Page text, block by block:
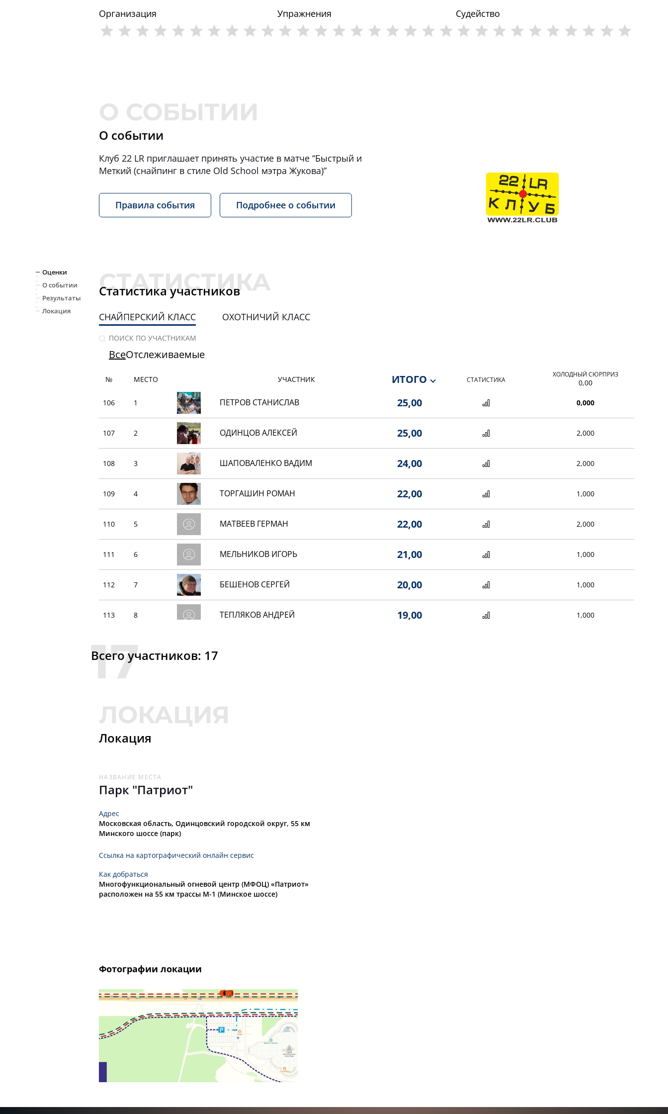
Оценки
О событии
Результаты
Локация
Организация Упражнения Судейство
О событии
Клуб 22 LR приглашает принять участие в матче “Быстрый и
Меткий (снайпинг в стиле Old School мэтра Жукова)”
Правила события Подробнее о событии
Статистика участников
СНАЙПЕРСКИЙ КЛАСС ОХОТНИЧИЙ КЛАСС
ВсеОтслеживаемые
№ МЕСТО УЧАСТНИК ИТОГО СТАТИСТИКА
ХОЛОДНЫЙ СЮРПРИЗ
0,00
106 1 ПЕТРОВ СТАНИСЛАВ 25,00 0,000
107 2 ОДИНЦОВ АЛЕКСЕЙ 25,00 2,000
108 3 ШАПОВАЛЕНКО ВАДИМ 24,00 2,000
109 4 ТОРГАШИН РОМАН 22,00 1,000
110 5 МАТВЕЕВ ГЕРМАН 22,00 2,000
111 6 МЕЛЬНИКОВ ИГОРЬ 21,00 1,000
112 7 БЕШЕНОВ СЕРГЕЙ 20,00 1,000
113 8 ТЕПЛЯКОВ АНДРЕЙ 19,00 1,000
114 9
116 11 ПОПОВИЧ РОМАН
117 12
Всего участников: 17
Локация
НАЗВАНИЕ МЕСТА
Парк "Патриот"
Адрес
Московская область, Одинцовский городской округ, 55 км
Минского шоссе (парк)
Ссылка на картографический онлайн сервис
Как добраться
Многофункциональный огневой центр (МФОЦ) «Патриот»
расположен на 55 км трассы М-1 (Минское шоссе)
Фотографии локации